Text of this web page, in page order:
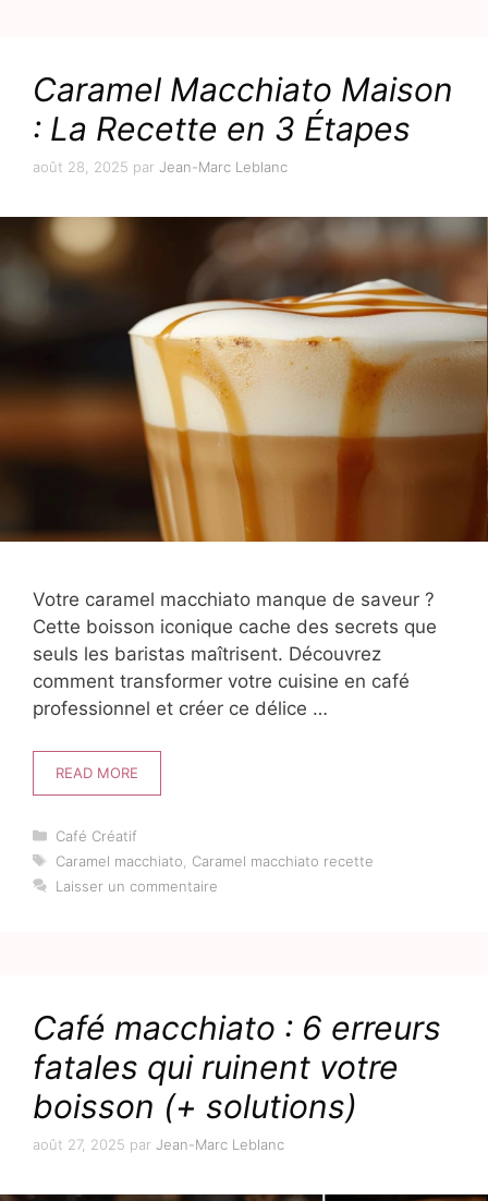
Caramel Macchiato Maison
: La Recette en 3 Étapes
août 28, 2025 par Jean-Marc Leblanc
Votre caramel macchiato manque de saveur ?
Cette boisson iconique cache des secrets que
seuls les baristas maîtrisent. Découvrez
comment transformer votre cuisine en café
professionnel et créer ce délice …
READ MORE
Catégories
Café Créatif
Étiquettes
Caramel macchiato
Caramel macchiato recette
Laisser un commentaire
Café macchiato : 6 erreurs
fatales qui ruinent votre
boisson (+ solutions)
août 27, 2025 par Jean-Marc Leblanc